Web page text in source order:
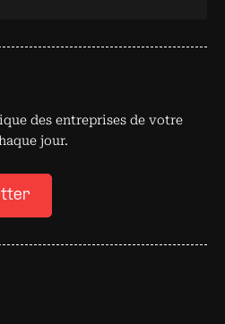
des entreprises de votre
jour.